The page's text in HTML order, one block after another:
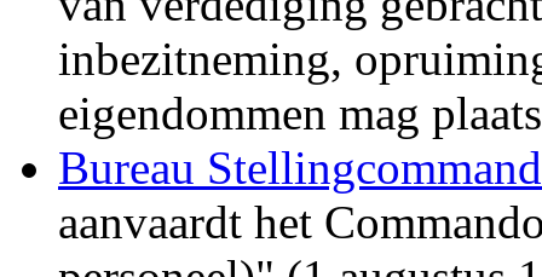
inbezitneming,
eigendommen mag
Bureau
aanvaardt het